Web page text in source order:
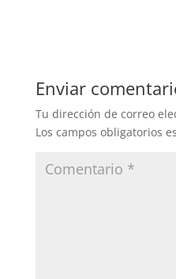
Enviar
Tu dirección de correo
Los campos obligatorios